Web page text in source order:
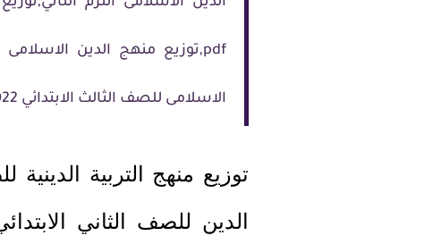
الاسلامى للصف الثالث الابتدائي 2022